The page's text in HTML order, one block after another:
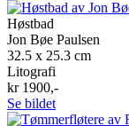
Høstbad
Jon Bøe Paulsen
32.5 x 25.3 cm
Litografi
kr 1900,-
Se bildet